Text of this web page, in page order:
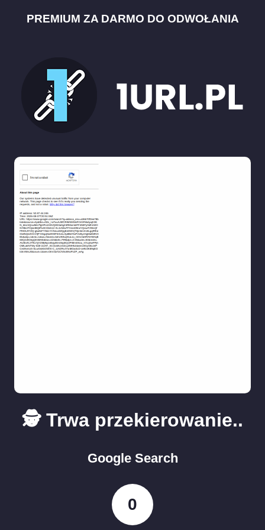
PREMIUM ZA DARMO DO ODWOŁANIA
🕵️ Trwa przekierowanie..
Google Search
0